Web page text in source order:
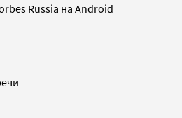
Russia на Android